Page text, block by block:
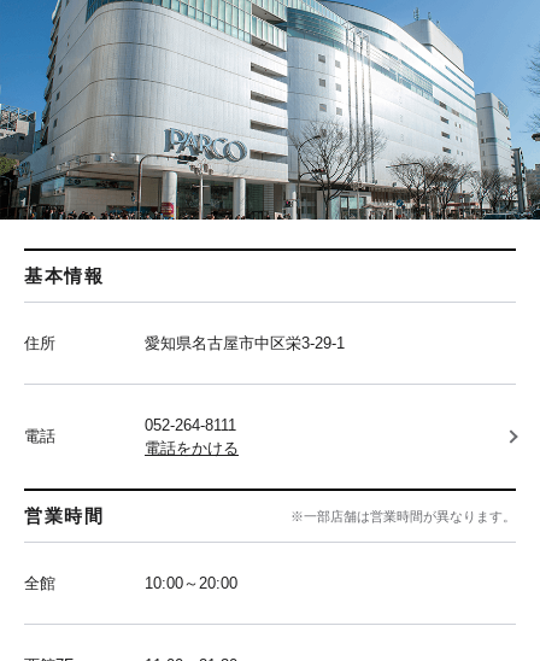
基本情報
住所 愛知県名古屋市中区栄3-29-1
電話
052-264-8111
電話をかける
営業時間 ※一部店舗は営業時間が異なります。
全館 10:00～20:00